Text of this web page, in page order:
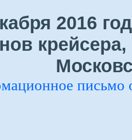
2016
письмо